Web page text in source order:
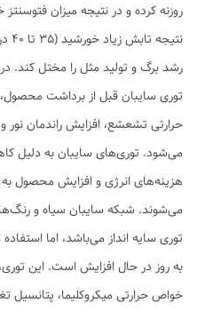
روزنه کرده و در نتیجه میزان
رشد برگ و تولید مثل را مختل کند.
توری سایبان قبل از برداشت محصول،
حرارتی تشعشع، افزایش راندمان
می‌شود. توری‌های سایبان به دلیل
هزینه‌های انرژی و افزایش محصول به
می‌شوند. شبکه سایبان سیاه و
توری سایه انداز می‌باشد، اما
به روز در حال افزایش است. این
خواص حرارتی میکروکلیما، پتانسیل